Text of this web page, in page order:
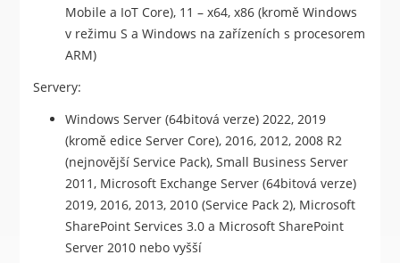
Mobile a IoT Core), 11 – x64, x86 (kromě Windows
v režimu S a Windows na zařízeních s procesorem
ARM)
Servery:
Windows Server (64bitová verze) 2022, 2019
(kromě edice Server Core), 2016, 2012, 2008 R2
(nejnovější Service Pack), Small Business Server
2011, Microsoft Exchange Server (64bitová verze)
2019, 2016, 2013, 2010 (Service Pack 2), Microsoft
SharePoint Services 3.0 a Microsoft SharePoint
Server 2010 nebo vyšší